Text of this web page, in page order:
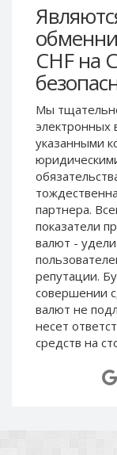
CHF на
Мы
электронных
указанными
партнера.
показатели
валют -
репутации.
совершении
валют не
несет
средств на
PaySera PLN
AliPay CNY
UnionPay CNY
Paymer USD
Paymer RUB
Paymer UAH
Capitalist USD
Capitalist RUB
Capitalist EUR
Payoneer USD
Payoneer EUR
Revolut Binance
(BUSD)
Revolut USD
Global24